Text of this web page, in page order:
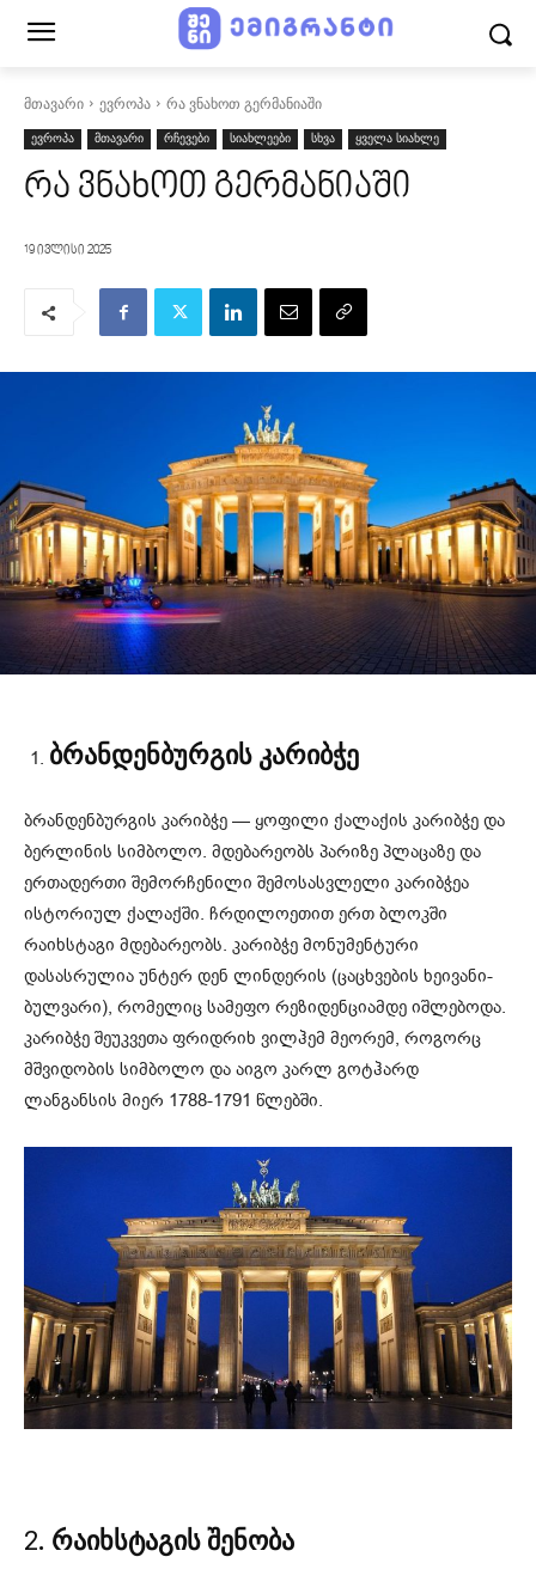
მთავარი ევროპა რა ვნახოთ გერმანიაში
ევროპა მთავარი რჩევები სიახლეები სხვა ყველა სიახლე
რა ვნახოთ გერმანიაში
19 ივლისი 2025
ბრანდენბურგის კარიბჭე
ბრანდენბურგის კარიბჭე — ყოფილი ქალაქის კარიბჭე და
ბერლინის სიმბოლო. მდებარეობს პარიზე პლაცაზე და
ერთადერთი შემორჩენილი შემოსასვლელი კარიბჭეა
ისტორიულ ქალაქში. ჩრდილოეთით ერთ ბლოკში
რაიხსტაგი მდებარეობს. კარიბჭე მონუმენტური
დასასრულია უნტერ დენ ლინდერის (ცაცხვების ხეივანი-
ბულვარი), რომელიც სამეფო რეზიდენციამდე იშლებოდა.
კარიბჭე შეუკვეთა ფრიდრიხ ვილჰემ მეორემ, როგორც
მშვიდობის სიმბოლო და აიგო კარლ გოტჰარდ
ლანგანსის მიერ 1788-1791 წლებში.
2. რაიხსტაგის შენობა